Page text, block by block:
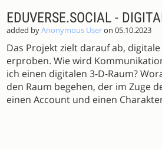
EDUVERSE.SOCIAL -
added byAnonymous Useron 05.10.2023
Das Projekt zielt darauf ab,
erproben. Wie wird
ich einen digitalen 3-D-Raum?
den Raum begehen, der im Zuge
einen Account und einen